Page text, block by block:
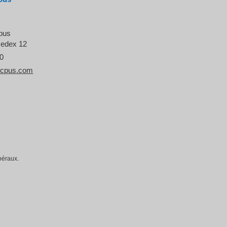
12